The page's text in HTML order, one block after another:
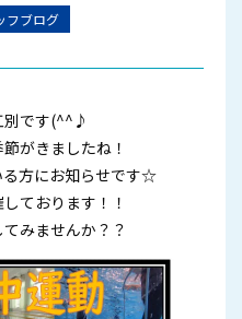
フブログ
別です(^^♪
がきましたね！
る方にお知らせです☆
ております！！
みませんか？？